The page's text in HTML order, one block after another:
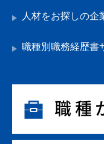
人材をお探しの企
職種別職務経歴書
職種